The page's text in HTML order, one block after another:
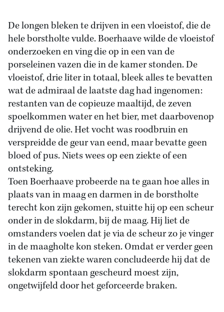
De longen bleken te drijven in een vloeistof, die de
hele borstholte vulde. Boerhaave wilde de vloeistof
onderzoeken en ving die op in een van de
porseleinen vazen die in de kamer stonden. De
vloeistof, drie liter in totaal, bleek alles te bevatten
wat de admiraal de laatste dag had ingenomen:
restanten van de copieuze maaltijd, de zeven
spoelkommen water en het bier, met daarbovenop
drijvend de olie. Het vocht was roodbruin en
verspreidde de geur van eend, maar bevatte geen
bloed of pus. Niets wees op een ziekte of een
ontsteking.
Toen Boerhaave probeerde na te gaan hoe alles in
plaats van in maag en darmen in de borstholte
terecht kon zijn gekomen, stuitte hij op een scheur
onder in de slokdarm, bij de maag. Hij liet de
omstanders voelen dat je via de scheur zo je vinger
in de maagholte kon steken. Omdat er verder geen
tekenen van ziekte waren concludeerde hij dat de
slokdarm spontaan gescheurd moest zijn,
ongetwijfeld door het geforceerde braken.